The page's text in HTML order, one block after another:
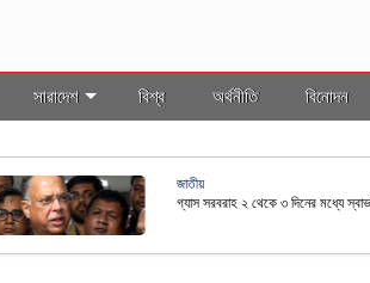
সারাদেশ বিশ্ব অর্থনীতি বিনোদন
অর্থনীতি
স্বর্ণ শিল্পকে প্রাতিষ্ঠানিক ও স্বচ্ছ কাঠামোর আওতায় আনতে নতুন নীতিমালা প্রণয়ন